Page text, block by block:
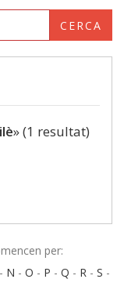
CERCA
» (1 resultat)
per:
- N - O - P - Q - R - S -